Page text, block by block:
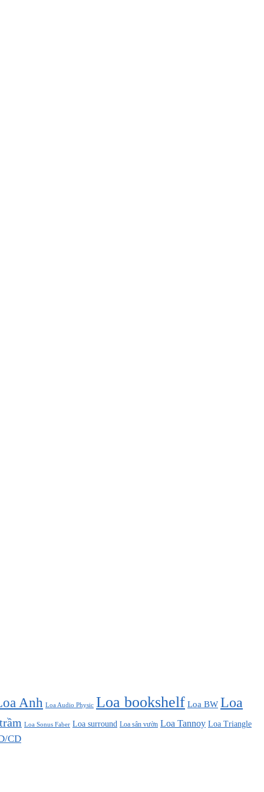
Anh Loa Audio Physic Loa bookshelf Loa BW Loa
Loa Sonus Faber Loa surround Loa sân vườn Loa Tannoy Loa Triangle
CD